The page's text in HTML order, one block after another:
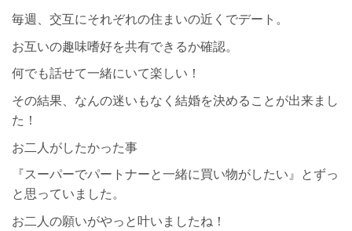
毎週、交互にそれぞれの住まいの近くでデート。
お互いの趣味嗜好を共有できるか確認。
何でも話せて一緒にいて楽しい！
その結果、なんの迷いもなく結婚を決めることが出来まし
た！
お二人がしたかった事
『スーパーでパートナーと一緒に買い物がしたい』とずっ
と思っていました。
お二人の願いがやっと叶いましたね！